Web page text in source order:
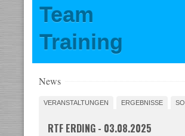
Team
Training
News
VERANSTALTUNGEN ERGEBNISSE
RTF ERDING - 03.08.2025